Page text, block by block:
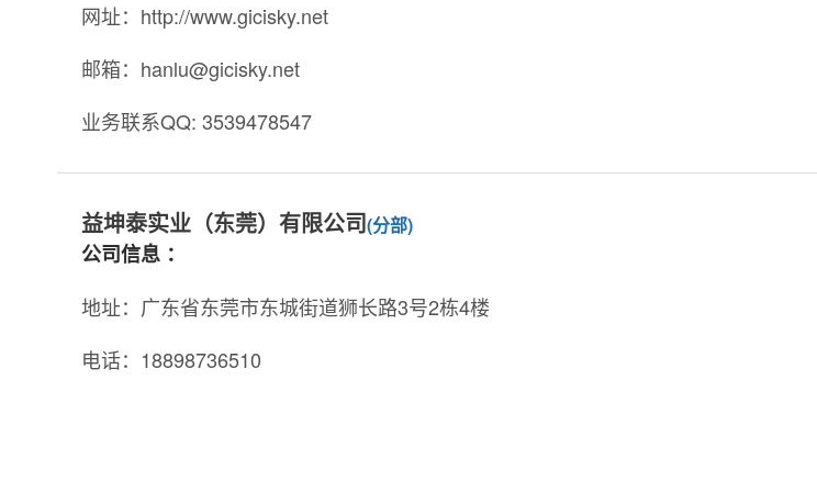
网址：http://www.gicisky.net
邮箱：hanlu@gicisky.net
业务联系QQ: 3539478547
益坤泰实业（东莞）有限公司(分部)
公司信息 ：
地址：广东省东莞市东城街道狮长路3号2栋4楼
电话：18898736510